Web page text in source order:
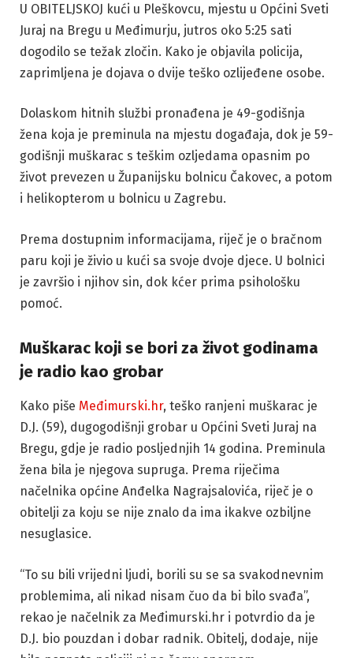
U OBITELJSKOJ kući u Pleškovcu, mjestu u Općini Sveti
Juraj na Bregu u Međimurju, jutros oko 5:25 sati
dogodilo se težak zločin. Kako je objavila policija,
zaprimljena je dojava o dvije teško ozlijeđene osobe.
Dolaskom hitnih službi pronađena je 49-godišnja
žena koja je preminula na mjestu događaja, dok je 59-
godišnji muškarac s teškim ozljedama opasnim po
život prevezen u Županijsku bolnicu Čakovec, a potom
i helikopterom u bolnicu u Zagrebu.
Prema dostupnim informacijama, riječ je o bračnom
paru koji je živio u kući sa svoje dvoje djece. U bolnici
je završio i njihov sin, dok kćer prima psihološku
pomoć.
Muškarac koji se bori za život godinama
je radio kao grobar
Kako piše Međimurski.hr, teško ranjeni muškarac je
D.J. (59), dugogodišnji grobar u Općini Sveti Juraj na
Bregu, gdje je radio posljednjih 14 godina. Preminula
žena bila je njegova supruga. Prema riječima
načelnika općine Anđelka Nagrajsalovića, riječ je o
obitelji za koju se nije znalo da ima ikakve ozbiljne
nesuglasice.
“To su bili vrijedni ljudi, borili su se sa svakodnevnim
problemima, ali nikad nisam čuo da bi bilo svađa”,
rekao je načelnik za Međimurski.hr i potvrdio da je
D.J. bio pouzdan i dobar radnik. Obitelj, dodaje, nije